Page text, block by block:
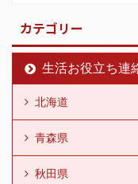
カテゴリー
生活お役立ち連
北海道
青森県
秋田県